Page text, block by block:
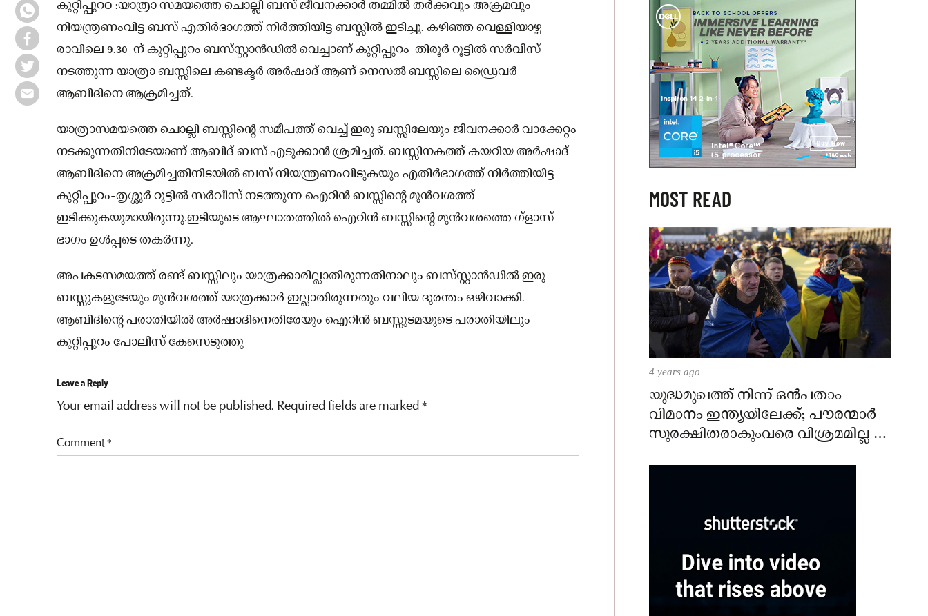
കുറ്റിപ്പുറo :യാത്രാ സമയത്തെ ചൊല്ലി ബസ് ജീവനക്കാർ തമ്മിൽ തർക്കവും അക്രമവും
നിയന്ത്രണംവിട്ട ബസ് എതിർഭാഗത്ത് നിർത്തിയിട്ട ബസ്സിൽ ഇടിച്ചു. കഴിഞ്ഞ വെള്ളിയാഴ്ച
രാവിലെ 9.30-ന് കുറ്റിപ്പുറം ബസ്‌സ്റ്റാൻഡിൽ വെച്ചാണ് കുറ്റിപ്പുറം-തിരൂർ റൂട്ടിൽ സർവീസ്
നടത്തുന്ന യാത്രാ ബസ്സിലെ കണ്ടക്ടർ അർഷാദ് ആണ് നെസൽ ബസ്സിലെ ഡ്രൈവർ
ആബിദിനെ ആക്രമിച്ചത്.
യാത്രാസമയത്തെ ചൊല്ലി ബസ്സിന്റെ സമീപത്ത് വെച്ച് ഇരു ബസ്സിലേയും ജീവനക്കാർ വാക്കേറ്റം
നടക്കുന്നതിനിടേയാണ് ആബിദ് ബസ് എടുക്കാൻ ശ്രമിച്ചത്. ബസ്സിനകത്ത് കയറിയ അർഷാദ്
ആബിദിനെ അക്രമിച്ചതിനിടയിൽ ബസ് നിയന്ത്രണംവിടുകയും എതിർഭാഗത്ത് നിർത്തിയിട്ട
കുറ്റിപ്പുറം-തൃശ്ശൂർ റൂട്ടിൽ സർവീസ് നടത്തുന്ന ഐറിൻ ബസ്സിന്റെ മുൻവശത്ത്
ഇടിക്കുകയുമായിരുന്നു.ഇടിയുടെ ആഘാതത്തിൽ ഐറിൻ ബസ്സിന്റെ മുൻവശത്തെ ഗ്ളാസ്
ഭാഗം ഉൾപ്പടെ തകർന്നു.
അപകടസമയത്ത് രണ്ട് ബസ്സിലും യാത്രക്കാരില്ലാതിരുന്നതിനാലും ബസ്‌സ്റ്റാൻഡിൽ ഇരു
ബസ്സുകളുടേയും മുൻവശത്ത് യാത്രക്കാർ ഇല്ലാതിരുന്നതും വലിയ ദുരന്തം ഒഴിവാക്കി.
ആബിദിന്റെ പരാതിയിൽ അർഷാദിനെതിരേയും ഐറിൻ ബസ്സുടമയുടെ പരാതിയിലും
കുറ്റിപ്പുറം പോലീസ് കേസെടുത്തു
Leave a Reply
Your email address will not be published. Required fields are marked*
Comment*
MOST READ
4 years ago
യുദ്ധമുഖത്ത് നിന്ന് ഒൻപതാം
വിമാനം ഇന്ത്യയിലേക്ക്; പൗരന്മാർ
സുരക്ഷിതരാകുംവരെ വിശ്രമമില്ല –